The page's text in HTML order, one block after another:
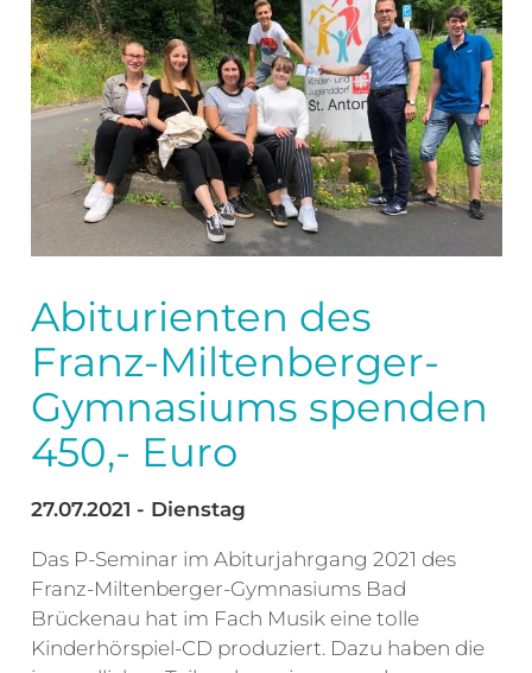
Abiturienten des
Franz-Miltenberger-
Gymnasiums spenden
450,- Euro
27.07.2021 - Dienstag
Das P-Seminar im Abiturjahrgang 2021 des
Franz-Miltenberger-Gymnasiums Bad
Brückenau hat im Fach Musik eine tolle
Kinderhörspiel-CD produziert. Dazu haben die